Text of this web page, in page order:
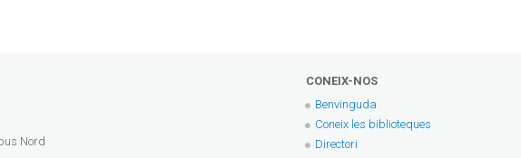
Nord
CONEIX-NOS
Benvinguda
Coneix les biblioteques
Directori